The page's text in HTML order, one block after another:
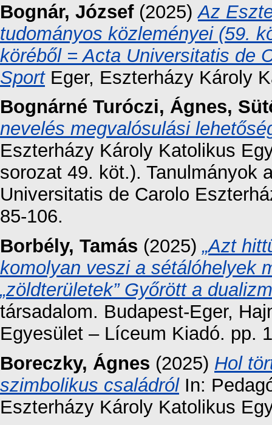
Bognár, József(2025)Az
tudományos közleményei (59.
köréből = Acta Universitatis de
SportEger, Eszterházy Károly
Bognárné Turóczi, Ágnes,
nevelés megvalósulási
Eszterházy Károly Katolikus
sorozat 49. köt.). Tanulmányok
Universitatis de Carolo
85-106.
Borbély, Tamás (2025)„Azt
komolyan veszi a sétálóhelyek
„zöldterületek” Győrött a
társadalom. Budapest-Eger,
Egyesület – Líceum Kiadó. pp.
Boreczky, Ágnes (2025) Hol
szimbolikus családrólIn:
Eszterházy Károly Katolikus